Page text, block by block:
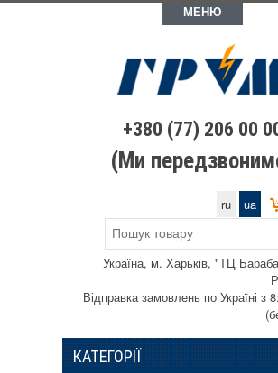
МЕНЮ
+380 (77) 206 00
(Ми
ru ua
Україна, м. Харьків, "ТЦ
Відправка замовлень по Україні з
КАТЕГОРІЇ